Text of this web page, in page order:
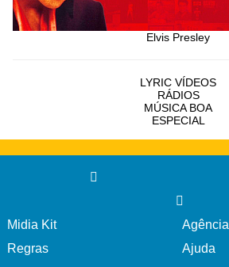
Elvis Presley
LYRIC VÍDEOS
RÁDIOS
MÚSICA BOA
ESPECIAL
Midia Kit
Agência
Regras
Ajuda